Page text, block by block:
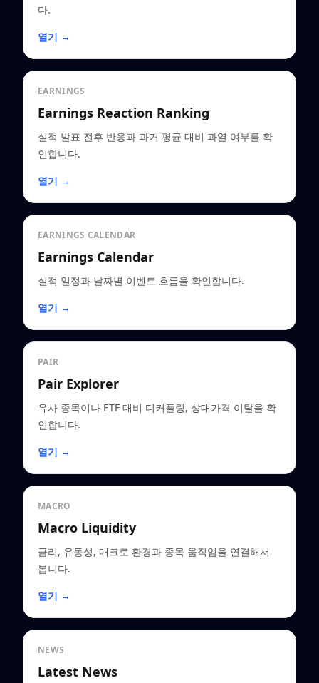
다.
열기 →
EARNINGS
Earnings Reaction Ranking
실적 발표 전후 반응과 과거 평균 대비 과열 여부를 확
인합니다.
열기 →
EARNINGS CALENDAR
Earnings Calendar
실적 일정과 날짜별 이벤트 흐름을 확인합니다.
열기 →
PAIR
Pair Explorer
유사 종목이나 ETF 대비 디커플링, 상대가격 이탈을 확
인합니다.
열기 →
MACRO
Macro Liquidity
금리, 유동성, 매크로 환경과 종목 움직임을 연결해서
봅니다.
열기 →
NEWS
Latest News